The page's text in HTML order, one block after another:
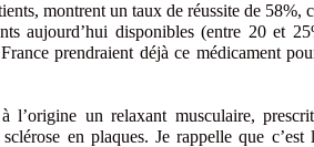
montrent un taux de réussite de 58%,
aujourd’hui disponibles (entre 20 et
prendraient déjà ce médicament
l’origine un relaxant musculaire,
en plaques. Je rappelle que c’est